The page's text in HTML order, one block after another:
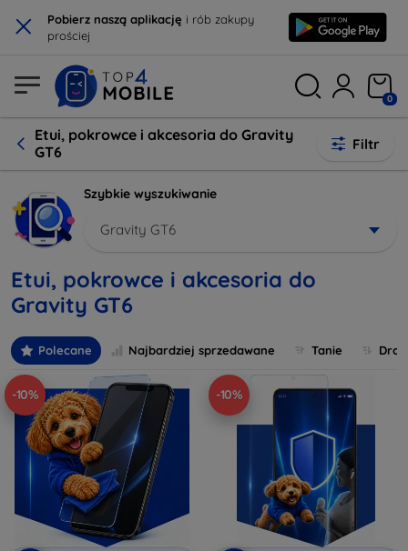
× Pobierz naszą aplikację i rób zakupy
prościej
0
Etui, pokrowce i akcesoria do Gravity
GT6
Filtr
Szybkie wyszukiwanie
Gravity GT6
Etui, pokrowce i akcesoria do
Gravity GT6
Polecane Najbardziej sprzedawane Tanie
-10% -10%